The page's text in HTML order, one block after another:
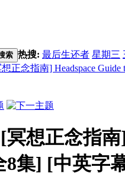
索 热搜: 最后生还者 星期三
正念指南] Headspace Guide
[冥想正念指
8集] [中英字